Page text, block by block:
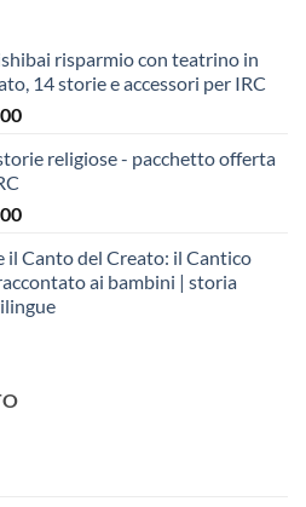
risparmio con teatrino in
14 storie e accessori per IRC
Il
attuale
€383,00.
religiose - pacchetto offerta
Il
attuale
è:
€250,00.
il Canto del Creato: il Cantico
ai bambini | storia